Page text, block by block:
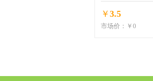
￥ 3.5
市场价： ￥0